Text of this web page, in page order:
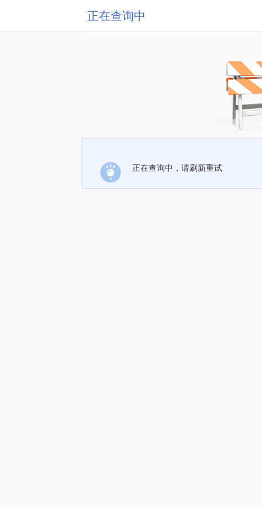
正在查询中
正在查询中，请刷新重试